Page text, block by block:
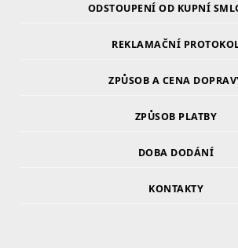
ODSTOUPENÍ OD KUPNÍ
REKLAMAČNÍ
ZPŮSOB A CENA
ZPŮSOB PLATBY
DOBA DODÁNÍ
KONTAKTY